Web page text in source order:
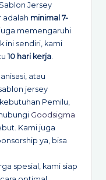
Jersey
adalah minimal 7-
memengaruhi
ini sendiri, kami
10 hari kerja.
atau
jersey
Pemilu,
Goodsigma
Kami juga
ya, bisa
spesial, kami siap